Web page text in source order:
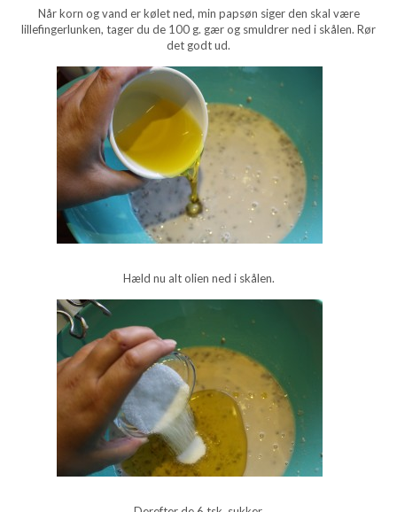
Når korn og vand er kølet ned, min papsøn siger den skal være
lillefingerlunken, tager du de 100 g. gær og smuldrer ned i skålen. Rør
det godt ud.
Hæld nu alt olien ned i skålen.